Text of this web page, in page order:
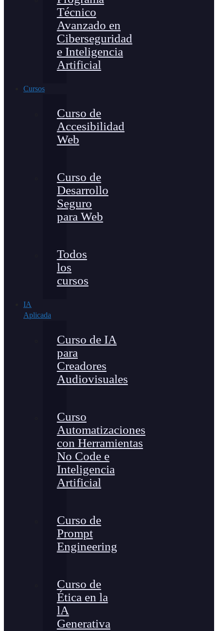
Técnico
Avanzado en
Ciberseguridad
e Inteligencia
Artificial
Cursos
Curso de
Accesibilidad
Web
Curso de
Desarrollo
Seguro
para Web
Todos
los
cursos
IA
Aplicada
Curso de IA
para
Creadores
Audiovisuales
Curso
Automatizaciones
con Herramientas
No Code e
Inteligencia
Artificial
Curso de
Prompt
Engineering
Curso de
Ética en la
lA
Generativa